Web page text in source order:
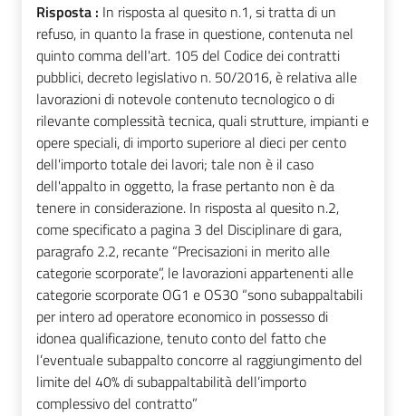
Risposta : In risposta al quesito n.1, si tratta di un
refuso, in quanto la frase in questione, contenuta nel
quinto comma dell'art. 105 del Codice dei contratti
pubblici, decreto legislativo n. 50/2016, è relativa alle
lavorazioni di notevole contenuto tecnologico o di
rilevante complessità tecnica, quali strutture, impianti e
opere speciali, di importo superiore al dieci per cento
dell'importo totale dei lavori; tale non è il caso
dell'appalto in oggetto, la frase pertanto non è da
tenere in considerazione. In risposta al quesito n.2,
come specificato a pagina 3 del Disciplinare di gara,
paragrafo 2.2, recante “Precisazioni in merito alle
categorie scorporate”, le lavorazioni appartenenti alle
categorie scorporate OG1 e OS30 “sono subappaltabili
per intero ad operatore economico in possesso di
idonea qualificazione, tenuto conto del fatto che
l’eventuale subappalto concorre al raggiungimento del
limite del 40% di subappaltabilità dell’importo
complessivo del contratto”